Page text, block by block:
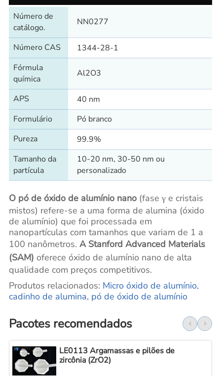
Número de
catálogo.
NN0277
Número CAS
1344-28-1
Fórmula
química
Al2O3
APS
40 nm
Formulário
Pó branco
Pureza
99.9%
Tamanho da
partícula
10-20 nm, 30-50 nm ou
personalizado
O pó de óxido de alumínio nano (fase γ e cristais
mistos) refere-se a uma forma de alumina (óxido
de alumínio) que foi processada em
nanopartículas com tamanhos que variam de 1 a
100 nanômetros. A Stanford Advanced Materials
(SAM) oferece óxido de alumínio nano de alta
qualidade com preços competitivos.
Produtos relacionados: Micro óxido de alumínio,
cadinho de alumina, pó de óxido de alumínio
Pacotes recomendados
LE0113 Argamassas e pilões de
zircônia (ZrO2)